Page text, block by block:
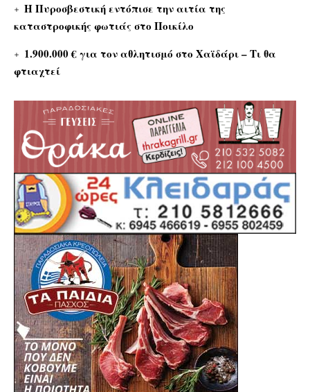
Η Πυροσβεστική εντόπισε την αιτία της
καταστροφικής φωτιάς στο Ποικίλο
1.900.000 € για τον αθλητισμό στο Χαϊδάρι – Τι θα
φτιαχτεί